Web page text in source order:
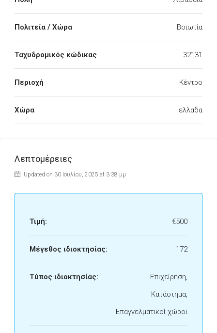
Πολιτεία / Χώρα Βοιωτία
Ταχυδρομικός κώδικας 32131
Περιοχή Κέντρο
Χώρα ελλαδα
Λεπτομέρειες
Updated on 30 Ιουλίου, 2025 at 3:38 μμ
Τιμή: €500
Μέγεθος ιδιοκτησίας: 172
Τύπος ιδιοκτησίας:
Επιχείρηση,
Κατάστημα,
Επαγγελματικοί χώροι